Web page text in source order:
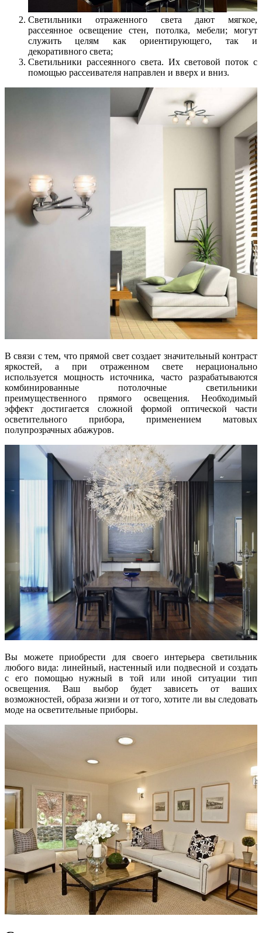
Светильники отраженного света дают мягкое,
рассеянное освещение стен, потолка, мебели; могут
служить целям как ориентирующего, так и
декоративного света;
Светильники рассеянного света. Их световой поток с
помощью рассеивателя направлен и вверх и вниз.
В связи с тем, что прямой свет создает значительный контраст
яркостей, а при отраженном свете нерационально
используется мощность источника, часто разрабатываются
комбинированные потолочные светильники
преимущественного прямого освещения. Необходимый
эффект достигается сложной формой оптической части
осветительного прибора, применением матовых
полупрозрачных абажуров.
Вы можете приобрести для своего интерьера светильник
любого вида: линейный, настенный или подвесной и создать
с его помощью нужный в той или иной ситуации тип
освещения. Ваш выбор будет зависеть от ваших
возможностей, образа жизни и от того, хотите ли вы следовать
моде на осветительные приборы.